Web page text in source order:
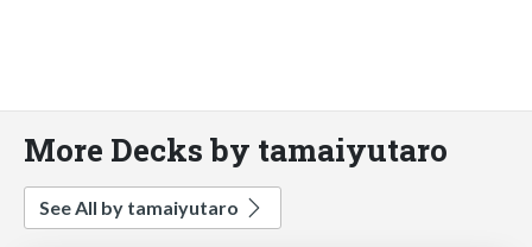
More Decks by tamaiyutaro
See All by tamaiyutaro